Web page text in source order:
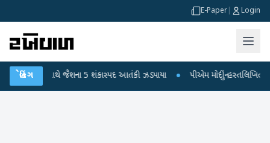
E-Paper Login
બ્રેકિંગ
સાથે જૈશના 5 શંકાસ્પદ આતંકી ઝડપાયા ● પીએમ મોદીનું હસ્તલિખિત પોસ્ટકાર્ડ